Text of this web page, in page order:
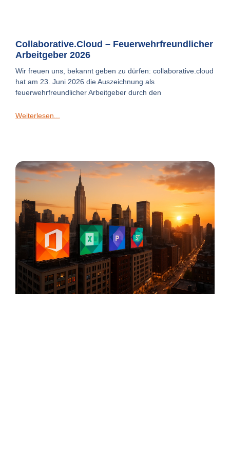
Collaborative.cloud – Feuerwehrfreundlicher
Arbeitgeber 2026
Wir freuen uns, bekannt geben zu dürfen: collaborative.cloud
hat am 23. Juni 2026 die Auszeichnung als
feuerwehrfreundlicher Arbeitgeber durch den
Weiterlesen...